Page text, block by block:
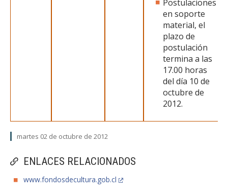
ENLACES RELACIONADOS
www.fondosdecultura.gob.cl
Postulaciones
en soporte
material, el
plazo de
postulación
termina a las
17.00 horas
del día 10 de
octubre de
2012.
martes 02 de octubre de 2012